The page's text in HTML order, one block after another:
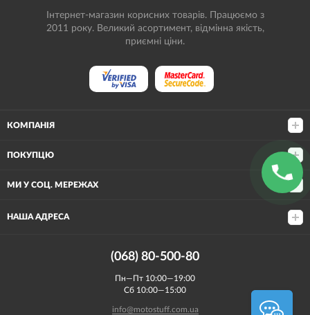
Інтернет-магазин корисних товарів. Працюємо з
2011 року. Великий асортимент, відмінна якість,
приємні ціни.
КОМПАНІЯ
ПОКУПЦЮ
МИ У СОЦ. МЕРЕЖАХ
НАША АДРЕСА
(068) 80-500-80
Пн—Пт 10:00—19:00
Сб 10:00—15:00
info@motostuff.com.ua